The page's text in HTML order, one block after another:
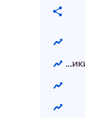
Одноклассники.ru Моя страница